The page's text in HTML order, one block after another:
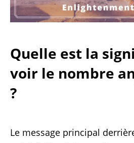
Quelle est la
voir le nombre
?
Le message principal